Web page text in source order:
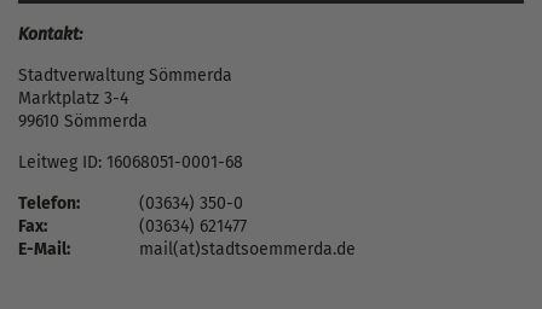
Kontakt:
Stadtverwaltung Sömmerda
Marktplatz 3-4
99610 Sömmerda
Leitweg ID: 16068051-0001-68
Telefon:
(03634) 350-0
Fax:
(03634) 621477
E-Mail:
mail(at)stadtsoemmerda.de